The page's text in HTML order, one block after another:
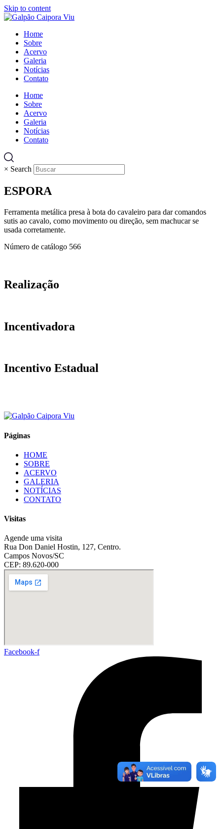
Skip to content
Home
Sobre
Acervo
Galeria
Notícias
Contato
Home
Sobre
Acervo
Galeria
Notícias
Contato
× Search
ESPORA
Ferramenta metálica presa à bota do cavaleiro para dar comandos
sutis ao cavalo, como movimento ou direção, sem machucar se
usada corretamente.
Número de catálogo 566
Realização
Incentivadora
Incentivo Estadual
Páginas
HOME
SOBRE
ACERVO
GALERIA
NOTÍCIAS
CONTATO
Visitas
Agende uma visita
Rua Don Daniel Hostin, 127, Centro.
Campos Novos/SC
CEP: 89.620-000
Facebook-f